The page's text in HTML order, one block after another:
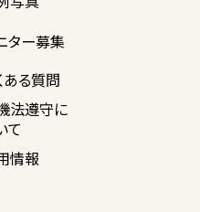
ター募集
ある質問
法遵守に
て
情報